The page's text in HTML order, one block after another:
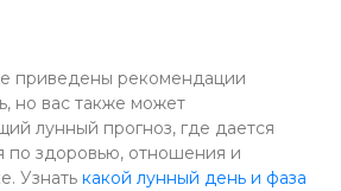
приведены рекомендации
но вас также может
лунный прогноз, где дается
по здоровью, отношения и
Узнать какой лунный день и фаза